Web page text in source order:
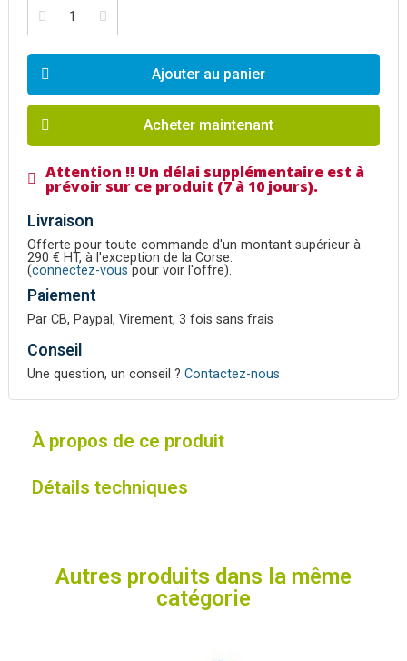
Ajouter au panier
Acheter maintenant
Attention !! Un délai supplémentaire est à
prévoir sur ce produit (7 à 10 jours).
Livraison
Offerte pour toute commande d'un montant supérieur à
290 € HT, à l'exception de la Corse.
(connectez-vous pour voir l'offre).
Paiement
Par CB, Paypal, Virement, 3 fois sans frais
Conseil
Une question, un conseil ? Contactez-nous
À propos de ce produit
Détails techniques
Autres produits dans la même
catégorie